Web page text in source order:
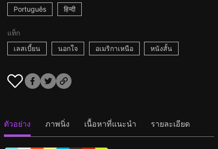
Português हिन्दी
แท็ก
เลสเบี้ยน
นอกใจ อเมริกาเหนือ หนังสั้น
ตัวอย่าง ภาพนิ่ง เนื้อหาที่แนะนำ รายละเอียด